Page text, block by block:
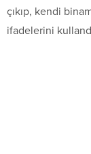
çıkıp, kendi
ifadelerini